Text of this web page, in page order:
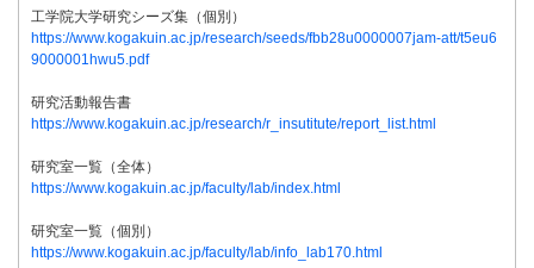
工学院大学研究シーズ集（個別）
https://www.kogakuin.ac.jp/research/seeds/fbb28u0000007jam-att/t5eu6
9000001hwu5.pdf
研究活動報告書
https://www.kogakuin.ac.jp/research/r_insutitute/report_list.html
研究室一覧（全体）
https://www.kogakuin.ac.jp/faculty/lab/index.html
研究室一覧（個別）
https://www.kogakuin.ac.jp/faculty/lab/info_lab170.html